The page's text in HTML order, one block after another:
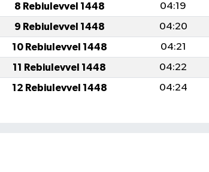
8 Rebiulevvel 1448 04:19
9 Rebiulevvel 1448 04:20
10 Rebiulevvel 1448 04:21
11 Rebiulevvel 1448 04:22
12 Rebiulevvel 1448 04:24